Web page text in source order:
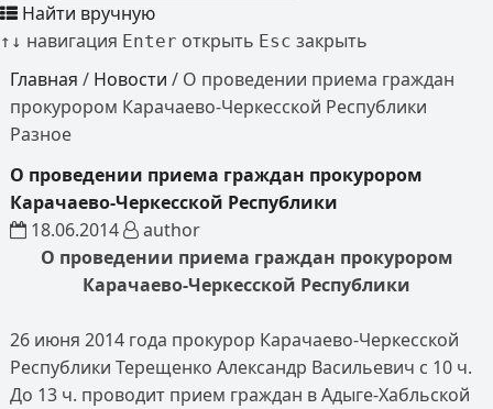
Найти вручную
↑ ↓ навигация Enter открыть Esc закрыть
Главная / Новости / О проведении приема граждан
прокурором Карачаево-Черкесской Республики
Разное
О проведении приема граждан прокурором
Карачаево-Черкесской Республики
18.06.2014
author
О проведении приема граждан прокурором
Карачаево-Черкесской Республики
26 июня 2014 года прокурор Карачаево-Черкесской
Республики Терещенко Александр Васильевич с 10 ч.
До 13 ч. проводит прием граждан в Адыге-Хабльской